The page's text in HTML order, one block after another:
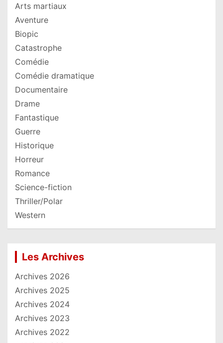
Arts martiaux
Aventure
Biopic
Catastrophe
Comédie
Comédie dramatique
Documentaire
Drame
Fantastique
Guerre
Historique
Horreur
Romance
Science-fiction
Thriller/Polar
Western
Les Archives
Archives 2026
Archives 2025
Archives 2024
Archives 2023
Archives 2022